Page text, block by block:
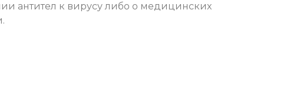
антител к вирусу либо о медицинских